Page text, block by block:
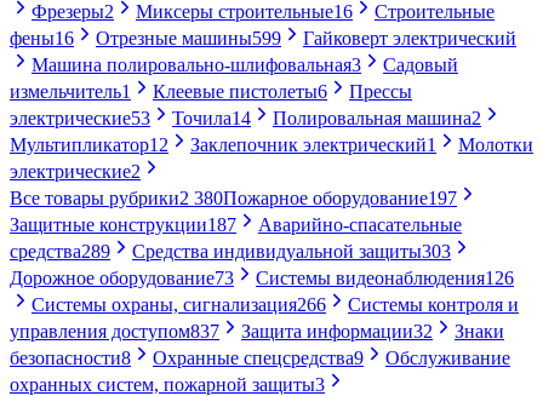
Фрезеры2 Миксеры строительные16
Строительные
фены16 Отрезные машины599
Гайковерт электрический
Машина полировально-шлифовальная3
Садовый
измельчитель1 Клеевые пистолеты6
Прессы
электрические53 Точила14 Полировальная машина2
Мультипликатор12 Заклепочник электрический1
Молотки
электрические2
Все товары рубрики2 380Пожарное оборудование197
Защитные конструкции187
Аварийно-спасательные
средства289 Средства индивидуальной защиты303
Дорожное оборудование73 Системы видеонаблюдения126
Системы охраны, сигнализация266
Системы контроля и
управления доступом837 Защита информации32
Знаки
безопасности8 Охранные спецсредства9
Обслуживание
охранных систем, пожарной защиты3